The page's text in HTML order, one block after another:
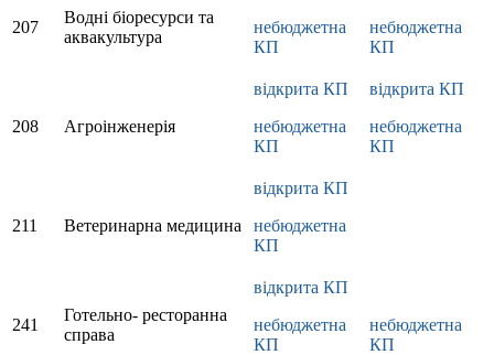
207
Водні біоресурси та
аквакультура
небюджетна
КП
небюджетна
КП
208 Агроінженерія
відкрита КП
небюджетна
КП
відкрита КП
небюджетна
КП
211 Ветеринарна медицина
відкрита КП
небюджетна
КП
241
Готельно- ресторанна
справа
відкрита КП
небюджетна
КП
небюджетна
КП